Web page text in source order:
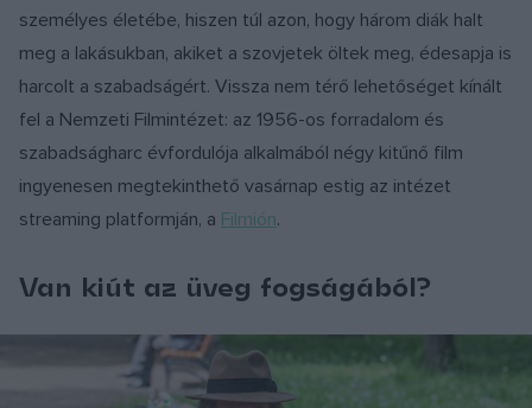
személyes életébe, hiszen túl azon, hogy három diák halt
meg a lakásukban, akiket a szovjetek öltek meg, édesapja is
harcolt a szabadságért. Vissza nem térő lehetőséget kínált
fel a Nemzeti Filmintézet: az 1956-os forradalom és
szabadságharc évfordulója alkalmából négy kitűnő film
ingyenesen megtekinthető vasárnap estig az intézet
streaming platformján, a Filmión.
Van kiút az üveg fogságából?